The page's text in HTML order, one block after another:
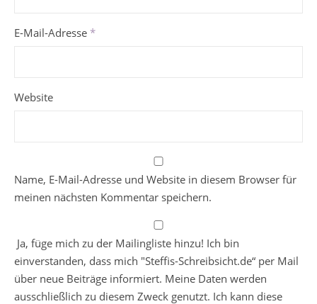
E-Mail-Adresse *
Website
Name, E-Mail-Adresse und Website in diesem Browser für
meinen nächsten Kommentar speichern.
Ja, füge mich zu der Mailingliste hinzu! Ich bin
einverstanden, dass mich "Steffis-Schreibsicht.de“ per Mail
über neue Beiträge informiert. Meine Daten werden
ausschließlich zu diesem Zweck genutzt. Ich kann diese